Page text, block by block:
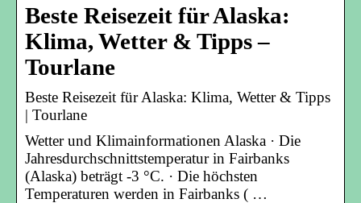
Beste Reisezeit für Alaska:
Klima, Wetter & Tipps –
Tourlane
Beste Reisezeit für Alaska: Klima, Wetter & Tipps
| Tourlane
Wetter und Klimainformationen Alaska · Die
Jahresdurchschnittstemperatur in Fairbanks
(Alaska) beträgt -3 °C. · Die höchsten
Temperaturen werden in Fairbanks ( …